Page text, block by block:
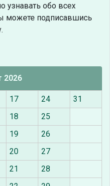
узнавать обо всех
можете подписавшись
2026
17 24
31
18
25
19
26
20
27
21
28